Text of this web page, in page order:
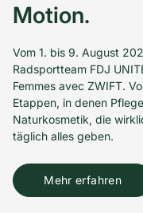
Motion.
Vom 1. bis 9. August
Radsportteam FDJ
Femmes avec ZWIFT.
Etappen, in denen
Naturkosmetik, die
täglich alles geben.
Mehr erfahren